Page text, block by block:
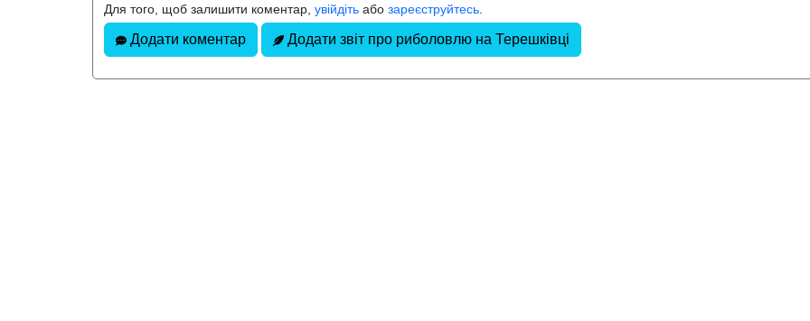
Для того, щоб залишити коментар, увійдіть або зареєструйтесь
Додати коментар Додати звіт про риболовлю на Терешківці